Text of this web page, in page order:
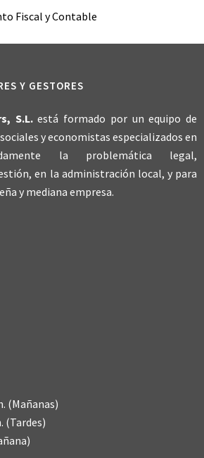
Fiscal y Contable
Y GESTORES
S.L.está formado por un equipo de
y economistas especializados en
la problemática legal,
en la administración local, y para
y mediana empresa.
(Mañanas)
(Tardes)